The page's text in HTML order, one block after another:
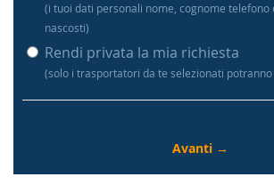
(i tuoi dati personali nome, cognome telefono
nascosti)
Rendi privata la mia richiesta
(solo i trasportatori da te selezionati